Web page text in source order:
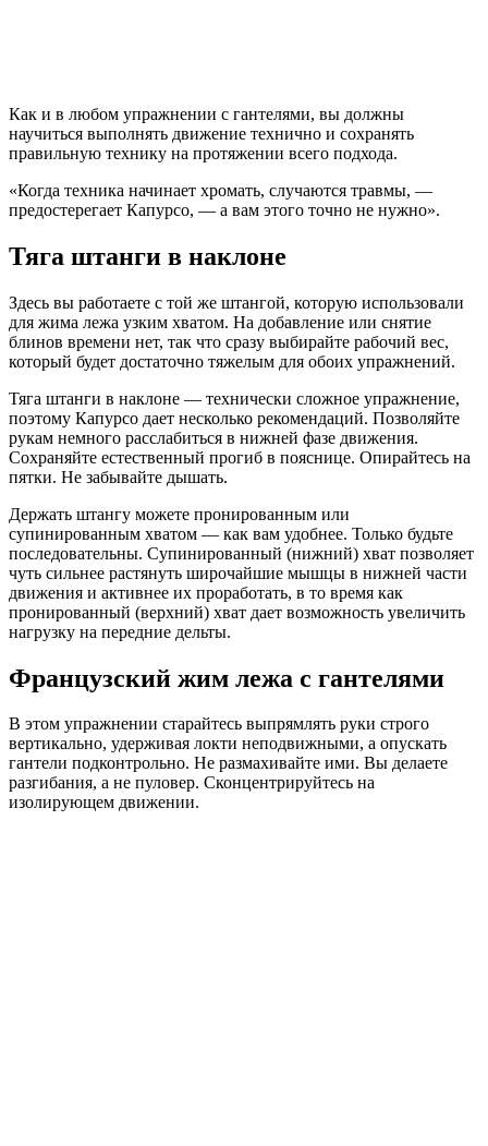
Как и в любом упражнении с гантелями, вы должны
научиться выполнять движение технично и сохранять
правильную технику на протяжении всего подхода.
«Когда техника начинает хромать, случаются травмы, —
предостерегает Капурсо, — а вам этого точно не нужно».
Тяга штанги в наклоне
Здесь вы работаете с той же штангой, которую использовали
для жима лежа узким хватом. На добавление или снятие
блинов времени нет, так что сразу выбирайте рабочий вес,
который будет достаточно тяжелым для обоих упражнений.
Тяга штанги в наклоне — технически сложное упражнение,
поэтому Капурсо дает несколько рекомендаций. Позволяйте
рукам немного расслабиться в нижней фазе движения.
Сохраняйте естественный прогиб в пояснице. Опирайтесь на
пятки. Не забывайте дышать.
Держать штангу можете пронированным или
супинированным хватом — как вам удобнее. Только будьте
последовательны. Супинированный (нижний) хват позволяет
чуть сильнее растянуть широчайшие мышцы в нижней части
движения и активнее их проработать, в то время как
пронированный (верхний) хват дает возможность увеличить
нагрузку на передние дельты.
Французский жим лежа с гантелями
В этом упражнении старайтесь выпрямлять руки строго
вертикально, удерживая локти неподвижными, а опускать
гантели подконтрольно. Не размахивайте ими. Вы делаете
разгибания, а не пуловер. Сконцентрируйтесь на
изолирующем движении.